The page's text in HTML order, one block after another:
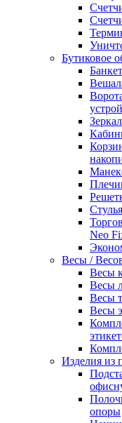
Бутиковое
Стулья
Neo
Весы /
Весы
Весы
Весы
Весы
Изделия из
опоры